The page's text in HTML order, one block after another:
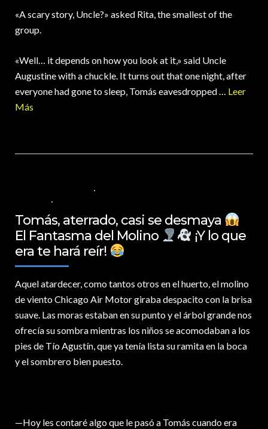
«A scary story, Uncle?» asked Rita, the smallest of the
group.
«Well… it depends on how you look at it,» said Uncle
Augustine with a chuckle. It turns out that one night, after
everyone had gone to sleep, Tomás eavesdropped … Leer
Más
Tomás, aterrado, casi se desmaya
El Fantasma del Molino
¡Y lo que
era te hará reír!
Aquel atardecer,como tantos otros en el huerto, el molino
de viento Chicago Air Motor giraba despacito con la brisa
suave. Las moras estaban en su punto y el árbol grande nos
ofrecía su sombra mientras los niños se acomodaban a los
pies de Tío Agustín, que ya tenía lista su ramita en la boca
y el sombrero bien puesto.
—Hoy les contaré algo que le pasó a Tomás cuando era